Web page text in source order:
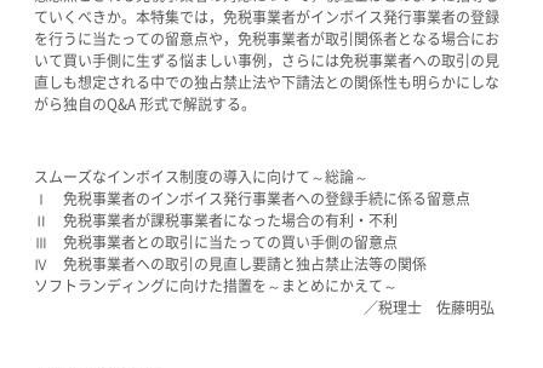
ていくべきか。本特集では，免税事業者がインボイス発行事業者の登録
を行うに当たっての留意点や，免税事業者が取引関係者となる場合にお
いて買い手側に生ずる悩ましい事例，さらには免税事業者への取引の見
直しも想定される中での独占禁止法や下請法との関係性も明らかにしな
がら独自のQ&A 形式で解説する。
スムーズなインボイス制度の導入に向けて～総論～
Ⅰ 免税事業者のインボイス発行事業者への登録手続に係る留意点
Ⅱ 免税事業者が課税事業者になった場合の有利・不利
Ⅲ 免税事業者との取引に当たっての買い手側の留意点
Ⅳ 免税事業者への取引の見直し要請と独占禁止法等の関係
ソフトランディングに向けた措置を～まとめにかえて～
／税理士 佐藤明弘